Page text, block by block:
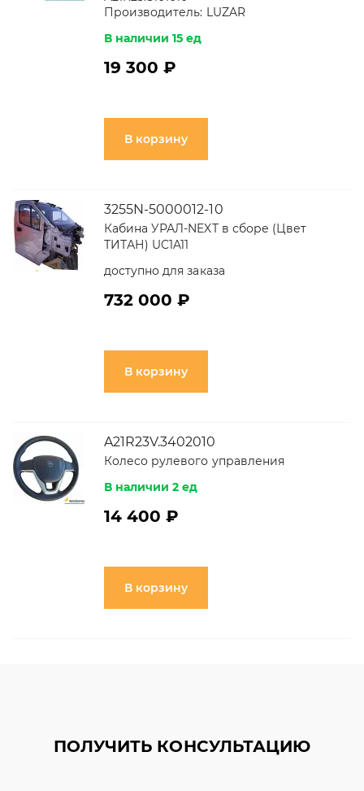
Производитель: LUZAR
В наличии 15 ед
19 300 ₽
В корзину
3255N-5000012-10
Кабина УРАЛ-NEXT в сборе (Цвет
ТИТАН) UC1A11
доступно для заказа
732 000 ₽
В корзину
A21R23V.3402010
Колесо рулевого управления
В наличии 2 ед
14 400 ₽
В корзину
ПОЛУЧИТЬ КОНСУЛЬТАЦИЮ